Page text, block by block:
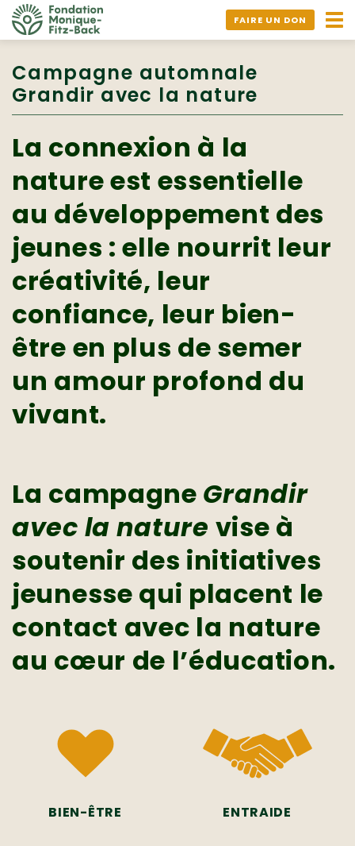
FAIRE UN DON
Campagne automnale
Grandir avec la nature
La connexion à la
nature est essentielle
au développement des
jeunes : elle nourrit leur
créativité, leur
confiance, leur bien-
être en plus de semer
un amour profond du
vivant.
La campagne Grandir
avec la nature vise à
soutenir des initiatives
jeunesse qui placent le
contact avec la nature
au cœur de l’éducation.
BIEN-ÊTRE ENTRAIDE